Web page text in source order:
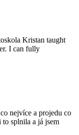
Kristan taught
I can fully
nejvíce a projedu co
splnila a já jsem